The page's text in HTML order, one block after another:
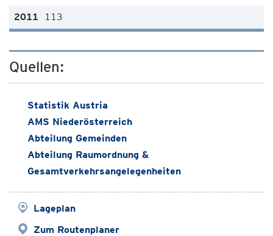
113
Quellen:
Statistik Austria
AMS Niederösterreich
Abteilung Gemeinden
Abteilung Raumordnung &
Gesamtverkehrsangelegenheiten
Lageplan
Zum Routenplaner